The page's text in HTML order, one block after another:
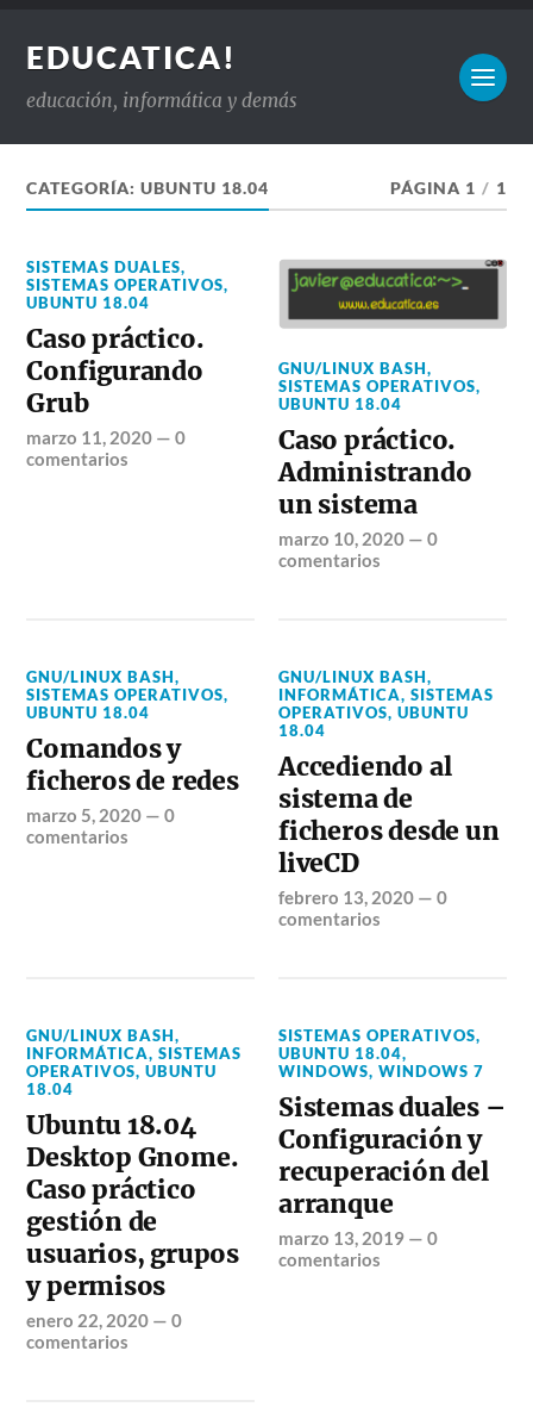
EDUCATICA!
educación, informática y demás
CATEGORÍA:UBUNTU 18.04 PÁGINA 1 / 1
SISTEMAS DUALES,
SISTEMAS OPERATIVOS,
UBUNTU 18.04
Caso práctico.
Configurando
Grub
marzo 11, 2020 —0
comentarios
GNU/LINUX BASH,
SISTEMAS OPERATIVOS,
UBUNTU 18.04
Caso práctico.
Administrando
un sistema
marzo 10, 2020 —0
comentarios
GNU/LINUX BASH,
SISTEMAS OPERATIVOS,
UBUNTU 18.04
Comandos y
ficheros de redes
marzo 5, 2020 —0
comentarios
GNU/LINUX BASH,
INFORMÁTICA,SISTEMAS
OPERATIVOS,UBUNTU
18.04
Accediendo al
sistema de
ficheros desde un
liveCD
febrero 13, 2020 —0
comentarios
GNU/LINUX BASH,
INFORMÁTICA,SISTEMAS
OPERATIVOS,UBUNTU
18.04
Ubuntu 18.04
Desktop Gnome.
Caso práctico
gestión de
usuarios, grupos
y permisos
enero 22, 2020 —0
comentarios
SISTEMAS OPERATIVOS,
UBUNTU 18.04,
WINDOWS,WINDOWS 7
Sistemas duales –
Configuración y
recuperación del
arranque
marzo 13, 2019 —0
comentarios